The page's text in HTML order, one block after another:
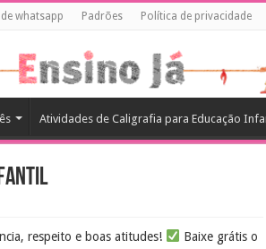
whatsapp Padrões Política de privacidade
Atividades de Caligrafia para Educação
respeito e boas atitudes!
Baixe grátis o